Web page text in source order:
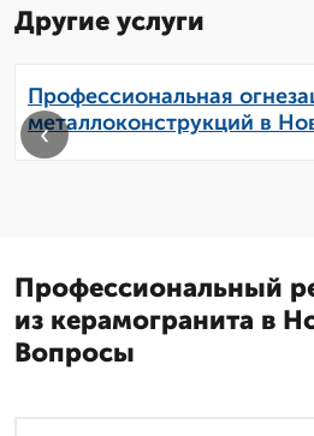
Другие услуги
Профессиональная
металлоконструкций в
‹
Профессиональный
из керамогранита в
Вопросы